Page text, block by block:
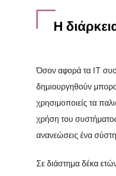
Η
Όσον αφορά τα IT
δημιουργηθούν
χρησιμοποιείς τα
χρήση του
ανανεώσεις ένα
Σε διάστημα δέκα